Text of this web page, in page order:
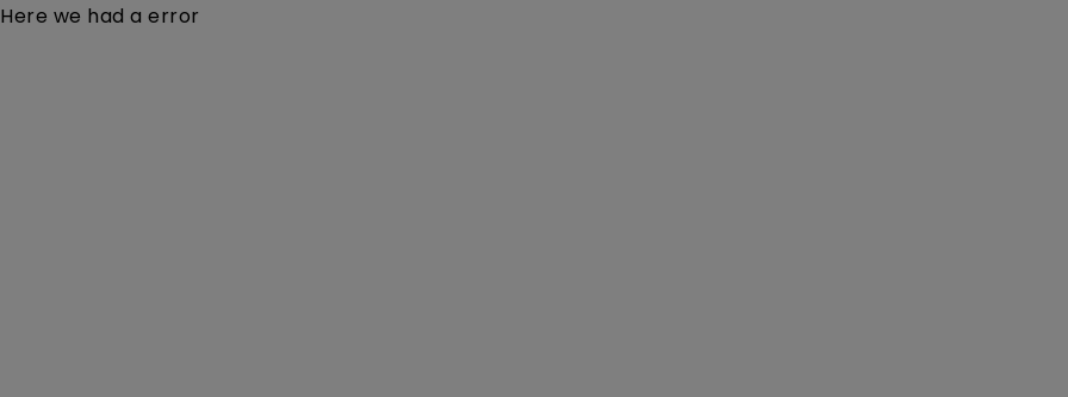
Here we had a error